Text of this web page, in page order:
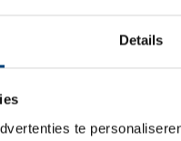
Details
te